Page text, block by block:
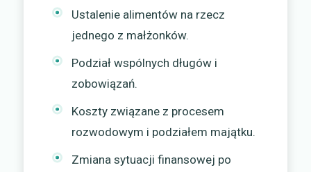
Ustalenie alimentów na rzecz
jednego z małżonków.
Podział wspólnych długów i
zobowiązań.
Koszty związane z procesem
rozwodowym i podziałem majątku.
Zmiana sytuacji finansowej po